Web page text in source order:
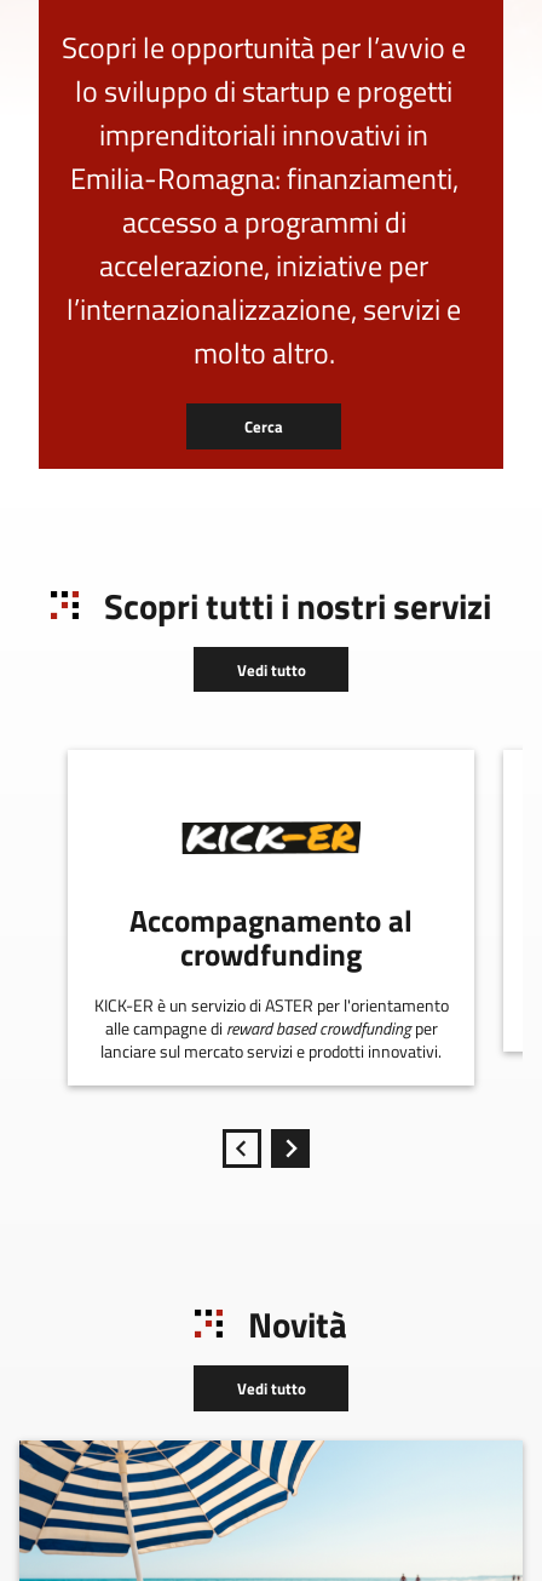
Scopri le opportunità per l’avvio e
lo sviluppo di startup e progetti
imprenditoriali innovativi in
Emilia-Romagna: finanziamenti,
accesso a programmi di
accelerazione, iniziative per
l’internazionalizzazione, servizi e
molto altro.
Cerca
Scopri tutti i nostri servizi
Vedi tutto
Accompagnamento al
crowdfunding
KICK-ER è un servizio di ASTER per l'orientamento
alle campagne di reward based crowdfundingper
lanciare sul mercato servizi e prodotti innovativi.
Novità
Vedi tutto